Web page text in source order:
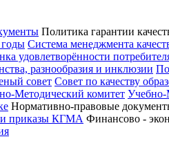
Политика гарантии
Система менеджмента
удовлетворённости
разнообразия и инклюзии
совет Совет по качеству
Методический комитет
Нормативно-правовые
приказы КГМА Финансово -